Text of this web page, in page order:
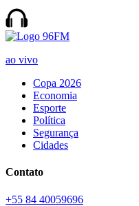
ao vivo
Copa 2026
Economia
Esporte
Política
Segurança
Cidades
Contato
+55 84 40059696